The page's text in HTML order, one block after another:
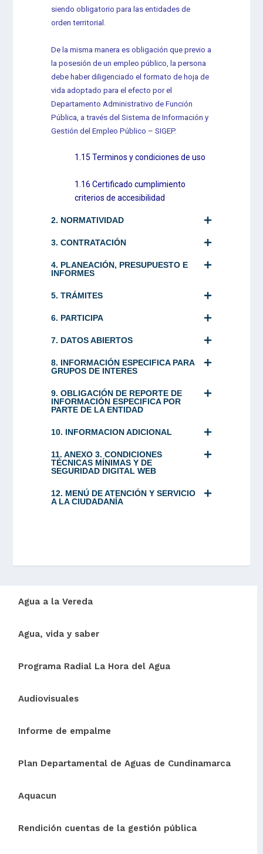
siendo obligatorio para las entidades de
orden territorial.
De la misma manera es obligación que previo a
la posesión de un empleo público, la persona
debe haber diligenciado el formato de hoja de
vida adoptado para el efecto por el
Departamento Administrativo de Función
Pública, a través del Sistema de Información y
Gestión del Empleo Público – SIGEP.
1.15 Terminos y condiciones de uso
1.16 Certificado cumplimiento
criterios de accesibilidad
2. NORMATIVIDAD
3. CONTRATACIÓN
4. PLANEACIÓN, PRESUPUESTO E
INFORMES
5. TRÁMITES
6. PARTICIPA
7. DATOS ABIERTOS
8. INFORMACIÓN ESPECIFICA PARA
GRUPOS DE INTERES
9. OBLIGACIÓN DE REPORTE DE
INFORMACIÓN ESPECIFICA POR
PARTE DE LA ENTIDAD
10. INFORMACION ADICIONAL
11. ANEXO 3. CONDICIONES
TÉCNICAS MÍNIMAS Y DE
SEGURIDAD DIGITAL WEB
12. MENÚ DE ATENCIÓN Y SERVICIO
A LA CIUDADANÍA
Agua a la Vereda
Agua, vida y saber
Programa Radial La Hora del Agua
Audiovisuales
Informe de empalme
Plan Departamental de Aguas de Cundinamarca
Aquacun
Rendición cuentas de la gestión pública